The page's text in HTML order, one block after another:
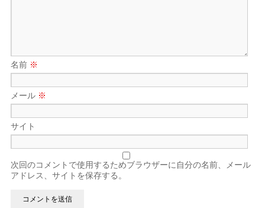
名前 ※
メール ※
サイト
次回のコメントで使用するためブラウザーに自分の名前、メール
アドレス、サイトを保存する。